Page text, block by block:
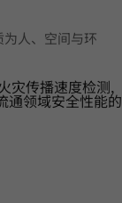
为人、空间与环
灾传播速度检测,
通领域安全性能的